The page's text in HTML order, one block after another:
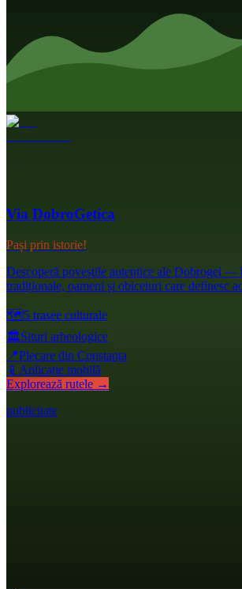
Via DobroGetica
Pași prin istorie!
Descoperă poveștile autentice ale Dobrogei —
tradiționale, oameni și obiceiuri care definesc
🗺️5 trasee culturale
🏛️Situri arheologice
📍Plecare din Constanța
📱 Aplicație mobilă
Explorează rutele →
publicitate